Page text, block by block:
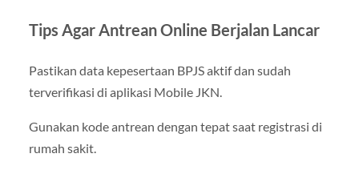
Tips Agar Antrean Online Berjalan Lancar
Pastikan data kepesertaan BPJS aktif dan sudah
terverifikasi di aplikasi Mobile JKN.
Gunakan kode antrean dengan tepat saat registrasi di
rumah sakit.